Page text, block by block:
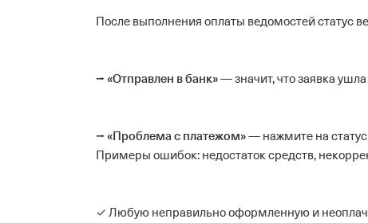
После выполнения оплаты ведомостей статус
⭢ «Отправлен в банк»— значит, что заявка
⭢ «Проблема с платежом»— нажмите на
Примеры ошибок: недостаток средств,
✓ Любую неправильно оформленную и